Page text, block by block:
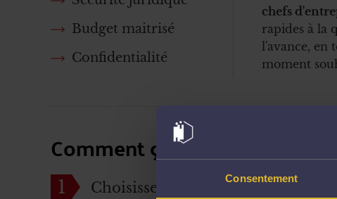
Consentement
Budget maitrisé
Confidentialité
chefs
rapides à la
l'avance, en
moment
Comment ça marche ?
1 Choisissez votre avocat